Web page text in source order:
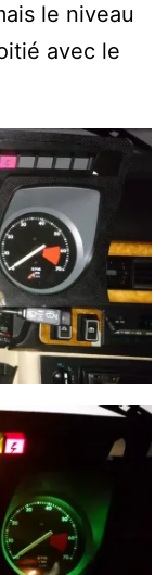
le niveau
avec le